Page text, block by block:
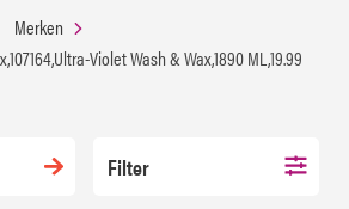
Merken
Violet Wash & Wax,1890 ML,19.99
Filter